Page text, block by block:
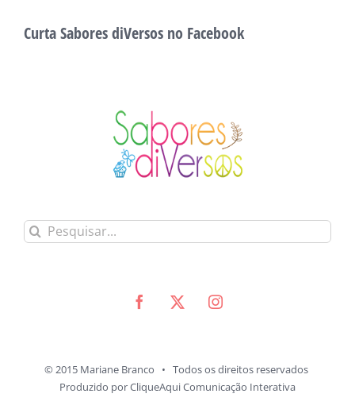
Curta Sabores diVersos no Facebook
Buscar
resultados
Produzido porCliqueAqui Comunicação Interativa